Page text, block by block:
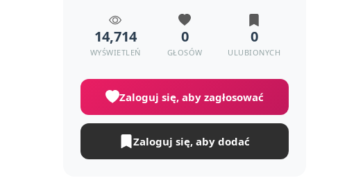
14,714
WYŚWIETLEŃ
0
GŁOSÓW
0
ULUBIONYCH
Zaloguj się, aby zagłosować
Zaloguj się, aby dodać